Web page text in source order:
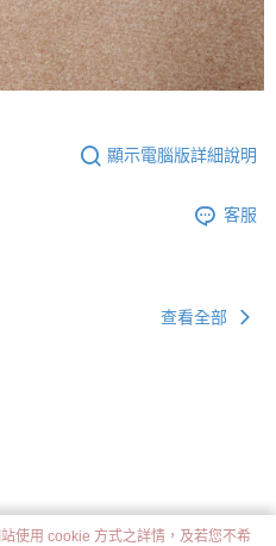
顯示電腦版詳細說明
客服
查看全部
使用 cookie 方式之詳情，及若您不希